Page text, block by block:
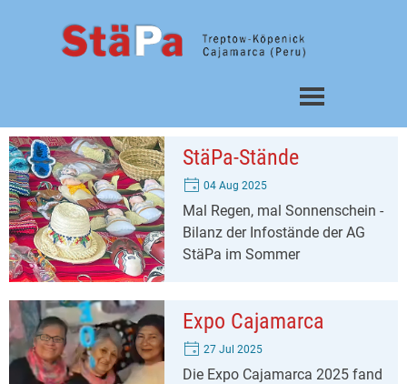
Menü überspringen
StäPa-Stände
04 Aug 2025
Mal Regen, mal Sonnenschein -
Bilanz der Infostände der AG
StäPa im Sommer
Expo Cajamarca
27 Jul 2025
Die Expo Cajamarca 2025 fand